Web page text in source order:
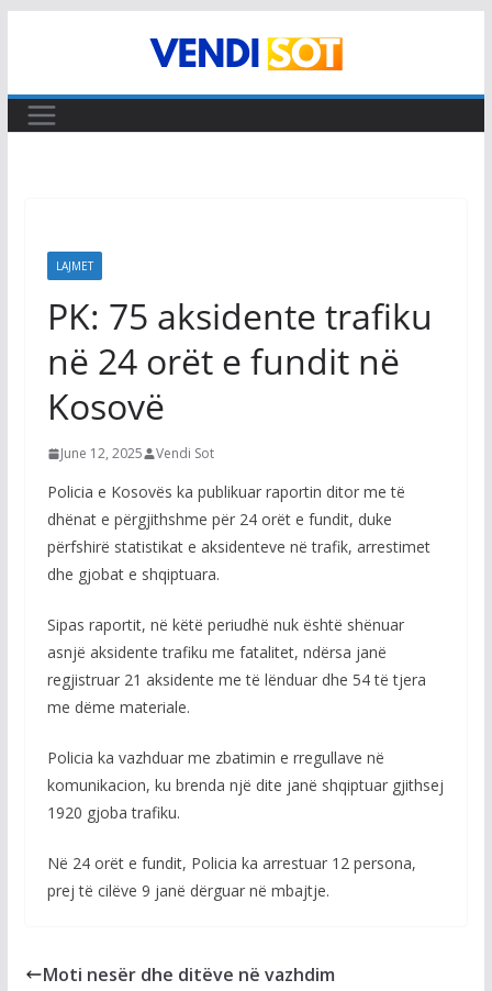
LAJMET
PK: 75 aksidente trafiku
në 24 orët e fundit në
Kosovë
June 12, 2025 Vendi Sot
Policia e Kosovës ka publikuar raportin ditor me të
dhënat e përgjithshme për 24 orët e fundit, duke
përfshirë statistikat e aksidenteve në trafik, arrestimet
dhe gjobat e shqiptuara.
Sipas raportit, në këtë periudhë nuk është shënuar
asnjë aksidente trafiku me fatalitet, ndërsa janë
regjistruar 21 aksidente me të lënduar dhe 54 të tjera
me dëme materiale.
Policia ka vazhduar me zbatimin e rregullave në
komunikacion, ku brenda një dite janë shqiptuar gjithsej
1920 gjoba trafiku.
Në 24 orët e fundit, Policia ka arrestuar 12 persona,
prej të cilëve 9 janë dërguar në mbajtje.
Moti nesër dhe ditëve në vazhdim